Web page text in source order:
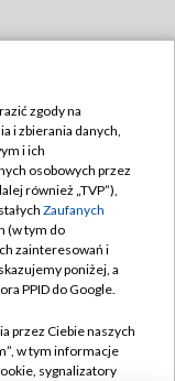
zgody na
i zbierania danych,
i ich
osobowych przez
również „TVP”),
Zaufanych
(w tym do
zainteresowań i
poniżej, a
PPID do Google.
przez Ciebie naszych
w tym informacje
sygnalizatory